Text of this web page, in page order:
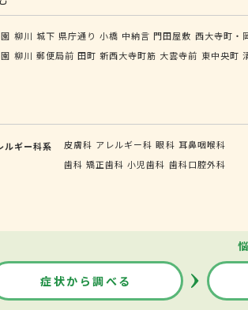
柳川 城下 県庁通り 小橋 中納言 門田屋敷 西大寺町・
柳川 郵便局前 田町 新西大寺町筋 大雲寺前 東中央町
ルギー科系 皮膚科 アレルギー科 眼科 耳鼻咽喉科
歯科 矯正歯科 小児歯科 歯科口腔外科
症状から調べる